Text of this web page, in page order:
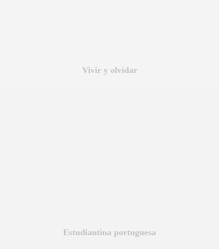
Vivir y olvidar
Estudiantina portuguesa